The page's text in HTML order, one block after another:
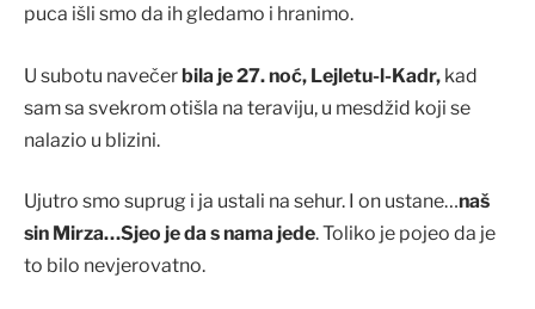
puca išli smo da ih gledamo i hranimo.
U subotu navečerbila je 27. noć, Lejletu-l-Kadr, kad
sam sa svekrom otišla na teraviju, u mesdžid koji se
nalazio u blizini.
Ujutro smo suprug i ja ustali na sehur. I on ustane…naš
sin Mirza…Sjeo je da s nama jede. Toliko je pojeo da je
to bilo nevjerovatno.